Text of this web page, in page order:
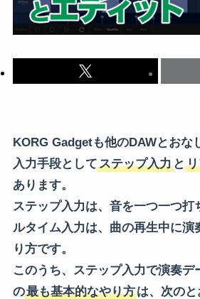
KORG Gadgetも他のDAWとおな
入力手段としてステップ入力と
あります。
ステップ入力は、音を一つ一つ打
ルタイム入力は、曲の再生中に演
り方です。
このうち、ステップ入力で演奏デ
の最も基本的なやり方は、次のと